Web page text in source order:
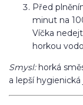
Před
minut na
Víčka
horkou
Smysl:horká
a lepší hygienická